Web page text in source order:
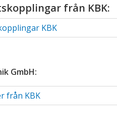
från KBK:
KBK
GmbH:
från KBK